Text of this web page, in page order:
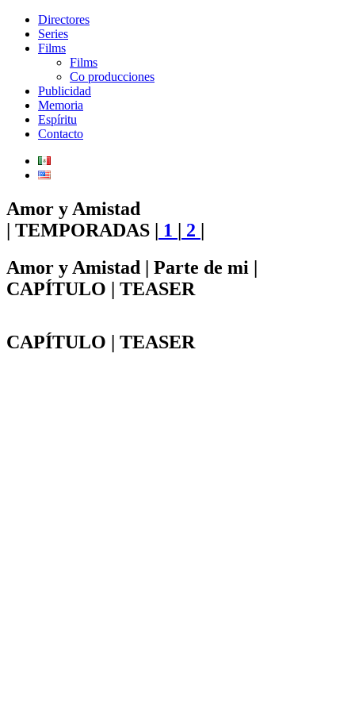
Directores
Series
Films
Films
Co producciones
Publicidad
Memoria
Espíritu
Contacto
Amor y Amistad
| TEMPORADAS | 1 | 2 |
Amor y Amistad | Parte de mi |
CAPÍTULO | TEASER
CAPÍTULO | TEASER